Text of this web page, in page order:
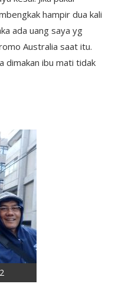
hampir dua kali
ada uang saya yg
Australia saat itu.
dimakan ibu mati tidak